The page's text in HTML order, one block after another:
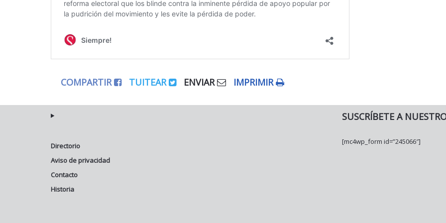
COMPARTIR TUITEAR ENVIAR IMPRIMIR
Directorio
Aviso de privacidad
Contacto
Historia
SUSCRÍBETE A
[mc4wp_form id=”245066″]